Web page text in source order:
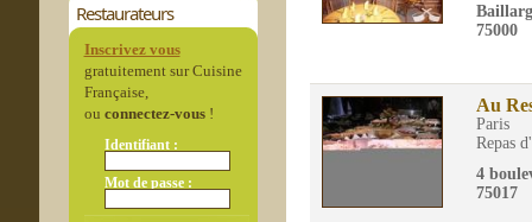
Restaurateurs
Inscrivez vous
gratuitement sur Cuisine
Française,
ou connectez-vous!
Identifiant :
Mot de passe :
75000
Au
Paris
Repas
4
75017